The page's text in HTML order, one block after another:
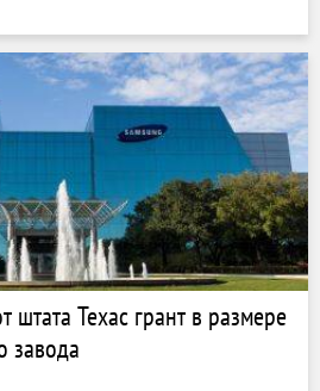
штата Техас грант в размере
завода